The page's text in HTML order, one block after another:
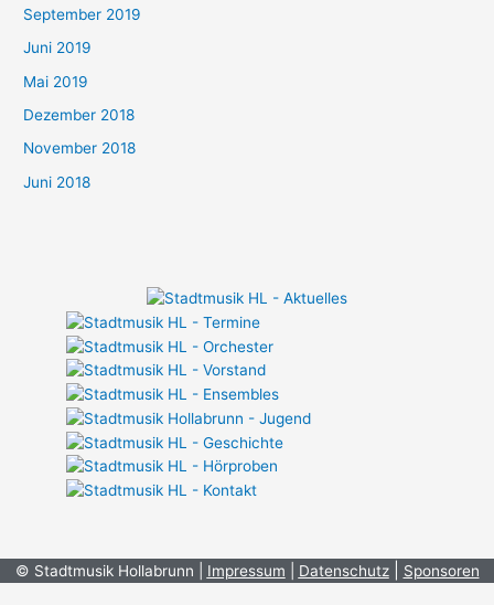
September 2019
Juni 2019
Mai 2019
Dezember 2018
November 2018
Juni 2018
© Stadtmusik Hollabrunn | Impressum Datenschutz| Sponsoren